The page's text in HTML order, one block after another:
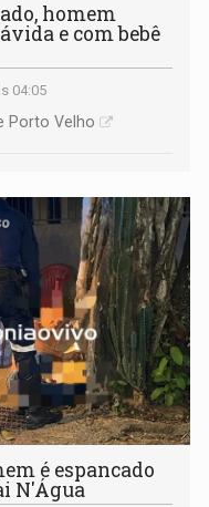
homem
e com bebê
04:05
Porto Velho
é espancado
N'Água